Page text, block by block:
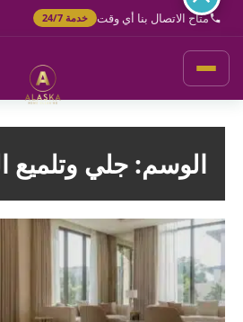
تخطي
المحتوى
متاح الاتصال بنا أي وقت خدمة 24/7
الوسم: جلي وتلميع